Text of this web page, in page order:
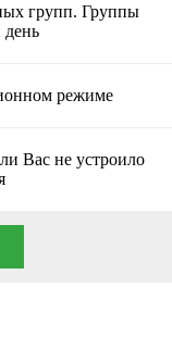
групп. Группы
режиме
Вас не устроило